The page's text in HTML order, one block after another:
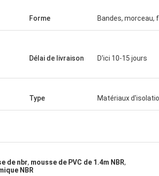
Forme Bandes, morceau,
Délai de livraison D'ici 10-15 jours
Type Matériaux
de nbr, mousse de PVC de 1.4m NBR,
NBR